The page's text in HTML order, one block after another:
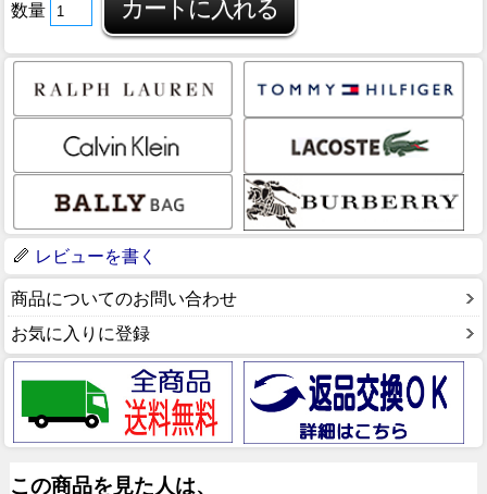
数量
レビューを書く
商品についてのお問い合わせ
お気に入りに登録
この商品を見た人は、